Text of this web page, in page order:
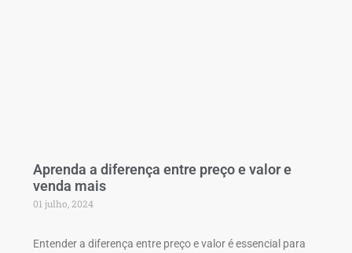
Aprenda a diferença entre preço e valor e
venda mais
01 julho, 2024
Entender a diferença entre preço e valor é essencial para